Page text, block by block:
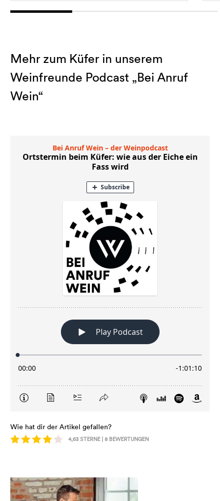
Mehr zum Küfer in unserem
Weinfreunde Podcast „Bei Anruf
Wein“
Wie hat dir der Artikel gefallen?
4,63STERNE | 8 BEWERTUNGEN